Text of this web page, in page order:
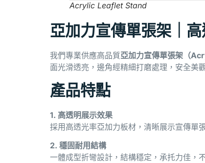
Acrylic Leaflet Stand
亞加力宣傳單張架｜
我們專業供應高品質亞加力宣傳單張架（
面光滑透亮，邊角經精細打磨處理，安全美
產品特點
1. 高透明展示效果
採用高透光率亞加力板材，清晰展示宣傳單
2. 穩固耐用結構
一體成型折彎設計，結構穩定，承托力佳，